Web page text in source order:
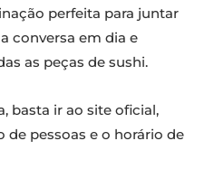
perfeita para juntar
conversa em dia e
as peças de sushi.
basta ir ao site oficial,
de pessoas e o horário de